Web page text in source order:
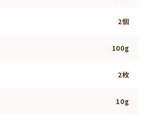
2個
100g
2枚
10g